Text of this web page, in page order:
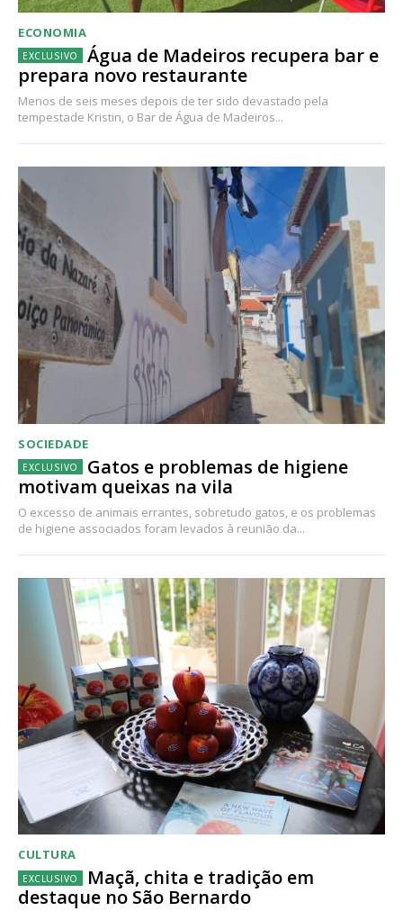
ECONOMIA
Água de Madeiros recupera bar e
prepara novo restaurante
Menos de seis meses depois de ter sido devastado pela
tempestade Kristin, o Bar de Água de Madeiros...
SOCIEDADE
Gatos e problemas de higiene
motivam queixas na vila
O excesso de animais errantes, sobretudo gatos, e os problemas
de higiene associados foram levados à reunião da...
CULTURA
Maçã, chita e tradição em
destaque no São Bernardo